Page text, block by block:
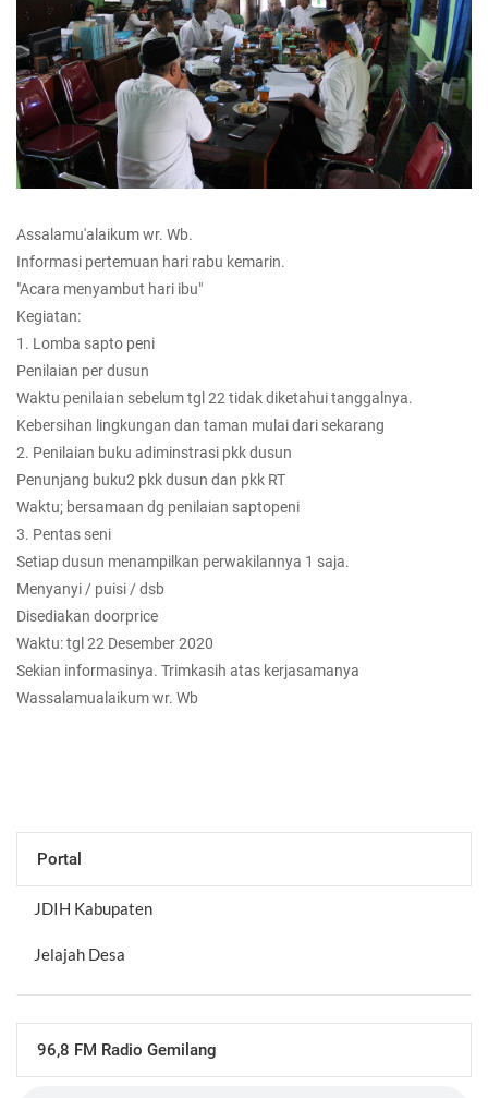
Assalamu'alaikum wr. Wb.
Informasi pertemuan hari rabu kemarin.
"Acara menyambut hari ibu"
Kegiatan:
1. Lomba sapto peni
Penilaian per dusun
Waktu penilaian sebelum tgl 22 tidak diketahui tanggalnya.
Kebersihan lingkungan dan taman mulai dari sekarang
2. Penilaian buku adiminstrasi pkk dusun
Penunjang buku2 pkk dusun dan pkk RT
Waktu; bersamaan dg penilaian saptopeni
3. Pentas seni
Setiap dusun menampilkan perwakilannya 1 saja.
Menyanyi / puisi / dsb
Disediakan doorprice
Waktu: tgl 22 Desember 2020
Sekian informasinya. Trimkasih atas kerjasamanya
Wassalamualaikum wr. Wb
Portal
JDIH Kabupaten
Jelajah Desa
96,8 FM Radio Gemilang